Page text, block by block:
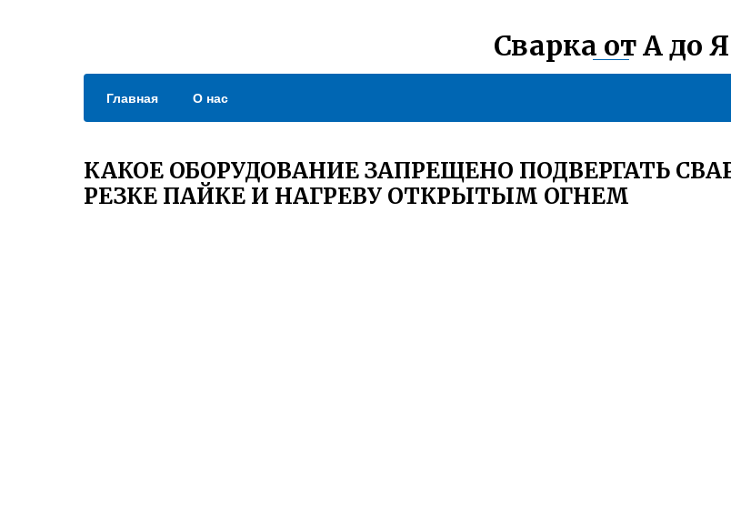
Сварка от А до Я
Главная О нас
КАКОЕ ОБОРУДОВАНИЕ ЗАПРЕЩЕНО ПОДВЕРГАТЬ
РЕЗКЕ ПАЙКЕ И НАГРЕВУ ОТКРЫТЫМ ОГНЕМ